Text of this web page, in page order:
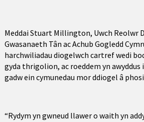
Meddai Stuart Millington, Uwch Reolwr
Gwasanaeth Tân ac Achub Gogledd
harchwiliadau diogelwch cartref wedi
gyda thrigolion, ac roeddem yn
gadw ein cymunedau mor ddiogel â
“Rydym yn gwneud llawer o waith yn